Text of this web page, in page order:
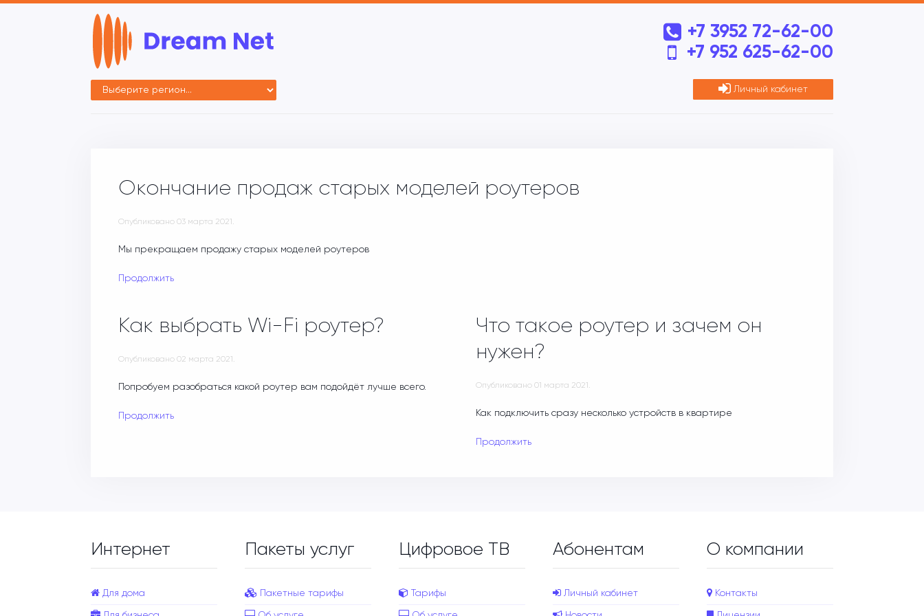
+7 3952 72-62-00
+7 952 625-62-00
Личный кабинет
Окончание продаж старых моделей роутеров
Опубликовано 03 марта 2021 .
Мы прекращаем продажу старых моделей роутеров
Продолжить
Как выбрать Wi-Fi роутер?
Опубликовано 02 марта 2021 .
Попробуем разобраться какой роутер вам подойдёт лучше всего.
Продолжить
Что такое роутер и зачем он
нужен?
Опубликовано 01 марта 2021 .
Как подключить сразу несколько устройств в квартире
Продолжить
Интернет
Для дома
Пакеты услуг
Пакетные тарифы
Цифровое ТВ
Тарифы
Абонентам
Личный кабинет
О компании
Контакты